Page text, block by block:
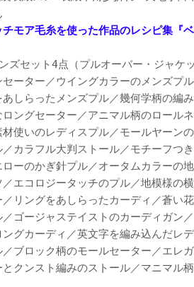
モア毛糸を使った作品のレシピ集『
ズセット4点（プルオーバー・ジャケ
セーター／ウイングカラーのメンズプ
しらったメンズプル／幾何学柄の編
ングセーター／アニマル柄のロール
材使いのレディスプル／モールヤーン
カラフル大判ストール／モチーフつ
ーのかぎ針プル／オータムカラーの
／エコロジータッチのプル／地模様の
／リングをあしらったカーディ／蒼い
ゴージャステイストのカーディガン
ングカーディ／英文字を編み込んだレ
ブロック柄のモールセーター／エレ
クンスト編みのストール／マニマル